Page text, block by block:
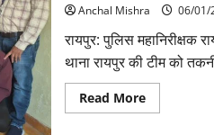
Anchal Mishra 06/01/
रायपुर: पुलिस महानिरीक्षक
थाना रायपुर की टीम को
Read MoreRead
more